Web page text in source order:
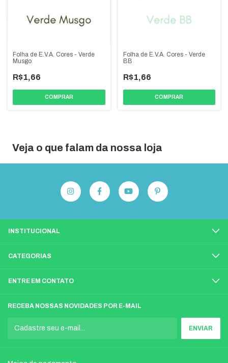
Folha de E.V.A. Cores - Verde
Musgo
R$1,66
COMPRAR
Folha de E.V.A. Cores - Verde
BB
R$1,66
COMPRAR
Veja o que falam da nossa loja
INSTITUCIONAL
CATEGORIAS
ENTRE EM CONTATO
RECEBA NOSSAS NOVIDADES POR E-MAIL